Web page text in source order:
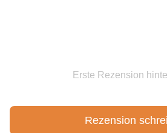
Erste Rezension
Rezension